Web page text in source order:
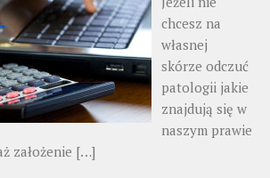
chcesz na
własnej
skórze odczuć
patologii jakie
znajdują się w
naszym prawie
założenie […]